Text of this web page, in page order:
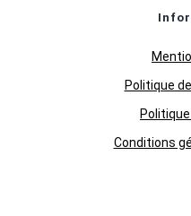
Politique
Conditions